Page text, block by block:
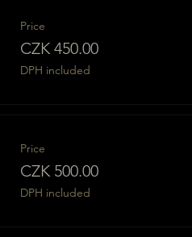
Price
CZK 450.00
DPH included
Price
CZK 500.00
DPH included